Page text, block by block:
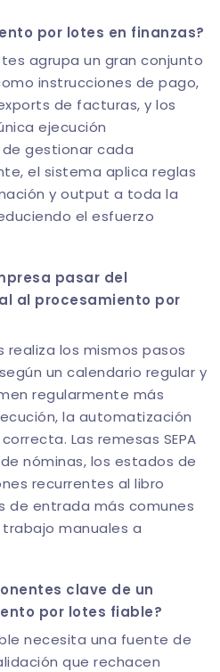
por lotes en finanzas?
agrupa un gran conjunto
instrucciones de pago,
de facturas, y los
ejecución
gestionar cada
el sistema aplica reglas
y output a toda la
el esfuerzo
pasar del
al procesamiento por
realiza los mismos pasos
un calendario regular y
regularmente más
la automatización
Las remesas SEPA
nóminas, los estados de
recurrentes al libro
de entrada más comunes
manuales a
clave de un
por lotes fiable?
necesita una fuente de
que rechacen